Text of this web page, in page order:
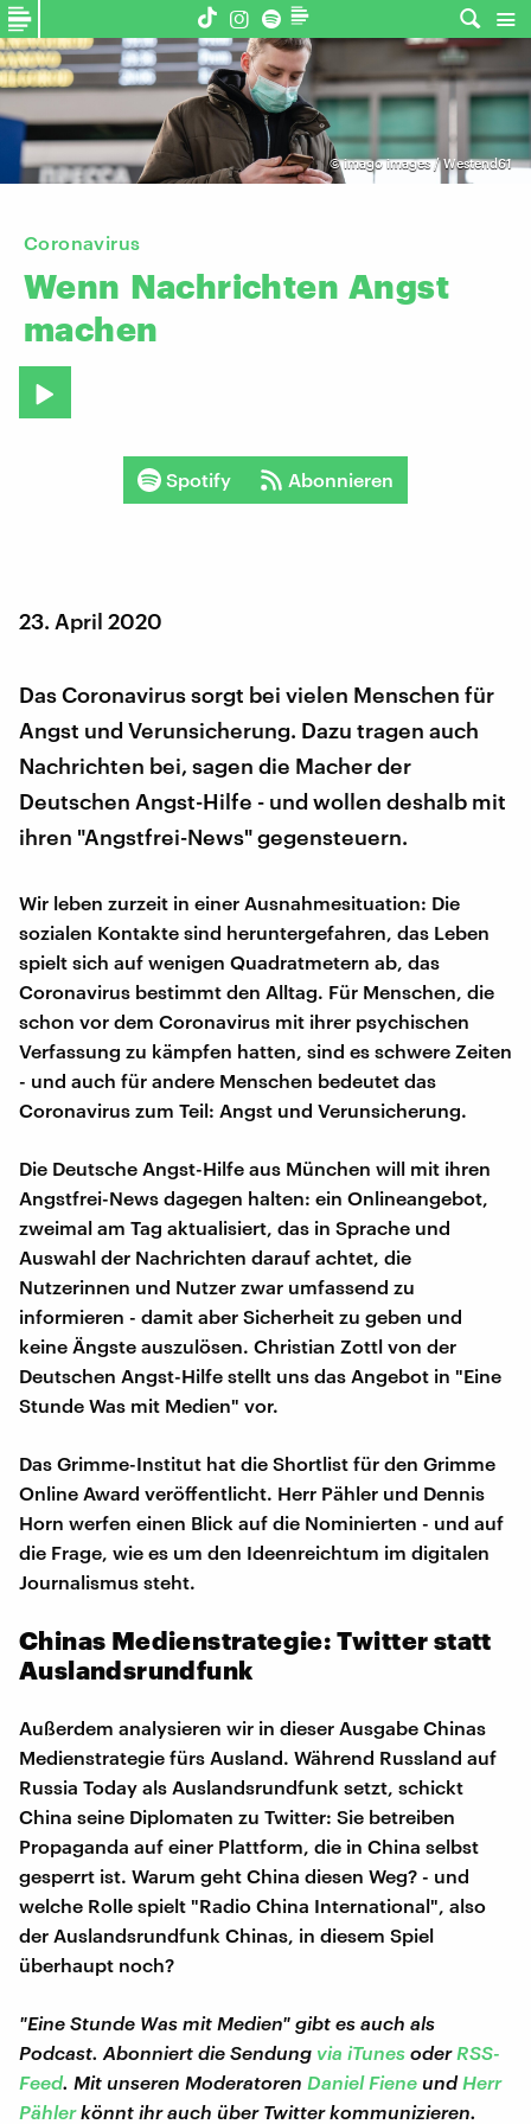
©imago images / Westend61
Coronavirus
Wenn Nachrichten Angst
machen
Spotify Abonnieren
23. April 2020
Das Coronavirus sorgt bei vielen Menschen für
Angst und Verunsicherung. Dazu tragen auch
Nachrichten bei, sagen die Macher der
Deutschen Angst-Hilfe - und wollen deshalb mit
ihren "Angstfrei-News" gegensteuern.
Wir leben zurzeit in einer Ausnahmesituation: Die
sozialen Kontakte sind heruntergefahren, das Leben
spielt sich auf wenigen Quadratmetern ab, das
Coronavirus bestimmt den Alltag. Für Menschen, die
schon vor dem Coronavirus mit ihrer psychischen
Verfassung zu kämpfen hatten, sind es schwere Zeiten
- und auch für andere Menschen bedeutet das
Coronavirus zum Teil: Angst und Verunsicherung.
Die Deutsche Angst-Hilfe aus München will mit ihren
Angstfrei-News dagegen halten: ein Onlineangebot,
zweimal am Tag aktualisiert, das in Sprache und
Auswahl der Nachrichten darauf achtet, die
Nutzerinnen und Nutzer zwar umfassend zu
informieren - damit aber Sicherheit zu geben und
keine Ängste auszulösen. Christian Zottl von der
Deutschen Angst-Hilfe stellt uns das Angebot in "Eine
Stunde Was mit Medien" vor.
Das Grimme-Institut hat die Shortlist für den Grimme
Online Award veröffentlicht. Herr Pähler und Dennis
Horn werfen einen Blick auf die Nominierten - und auf
die Frage, wie es um den Ideenreichtum im digitalen
Journalismus steht.
Chinas Medienstrategie: Twitter statt
Auslandsrundfunk
Außerdem analysieren wir in dieser Ausgabe Chinas
Medienstrategie fürs Ausland. Während Russland auf
Russia Today als Auslandsrundfunk setzt, schickt
China seine Diplomaten zu Twitter: Sie betreiben
Propaganda auf einer Plattform, die in China selbst
gesperrt ist. Warum geht China diesen Weg? - und
welche Rolle spielt "Radio China International", also
der Auslandsrundfunk Chinas, in diesem Spiel
überhaupt noch?
"Eine Stunde Was mit Medien" gibt es auch als
Podcast. Abonniert die Sendung via iTunes oder RSS-
Feed. Mit unseren Moderatoren Daniel Fiene und Herr
Pählerkönnt ihr auch über Twitter kommunizieren.